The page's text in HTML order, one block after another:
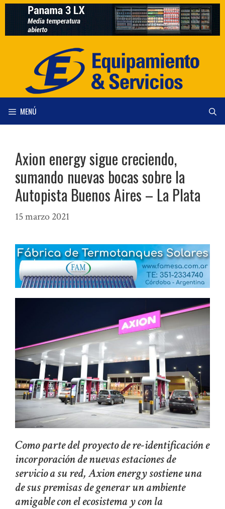
Saltar
contenido
MENÚ
Axion energy sigue creciendo,
sumando nuevas bocas sobre la
Autopista Buenos Aires – La Plata
15 marzo 2021
Como parte del proyecto de re-identificación e
incorporación de nuevas estaciones de
servicio a su red, Axion energy sostiene una
de sus premisas de generar un ambiente
amigable con el ecosistema y con la